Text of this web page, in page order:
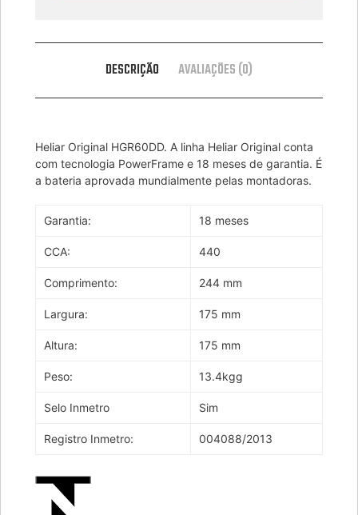
DESCRIÇÃO AVALIAÇÕES (0)
Heliar Original HGR60DD. A linha Heliar Original conta
com tecnologia PowerFrame e 18 meses de garantia. É
a bateria aprovada mundialmente pelas montadoras.
Garantia: 18 meses
CCA: 440
Comprimento: 244 mm
Largura: 175 mm
Altura: 175 mm
Peso: 13.4kgg
Selo Inmetro Sim
Registro Inmetro: 004088/2013